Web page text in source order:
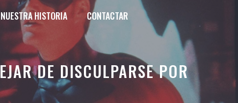
NUESTRA HISTORIA CONTACTAR
DE DISCULPARSE POR